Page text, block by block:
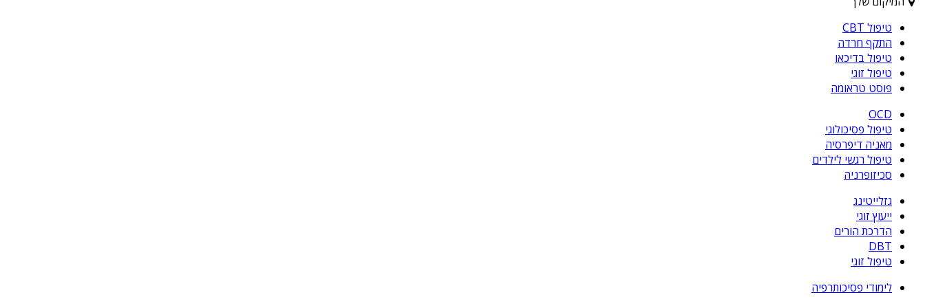
טיפול CBT
התקף חרדה
טיפול בדיכאו
טיפול זוגי
פוסט טראומה
OCD
טיפול פסיכולוגי
מאניה דיפרסיה
טיפול רגשי לילדים
סכיזופרניה
גזלייטינג
ייעוץ זוגי
הדרכת הורים
DBT
טיפול זוגי
לימודי פסיכותרפיה